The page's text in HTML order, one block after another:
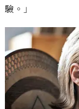
驗。」